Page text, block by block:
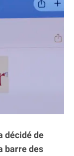
décidé de
barre des